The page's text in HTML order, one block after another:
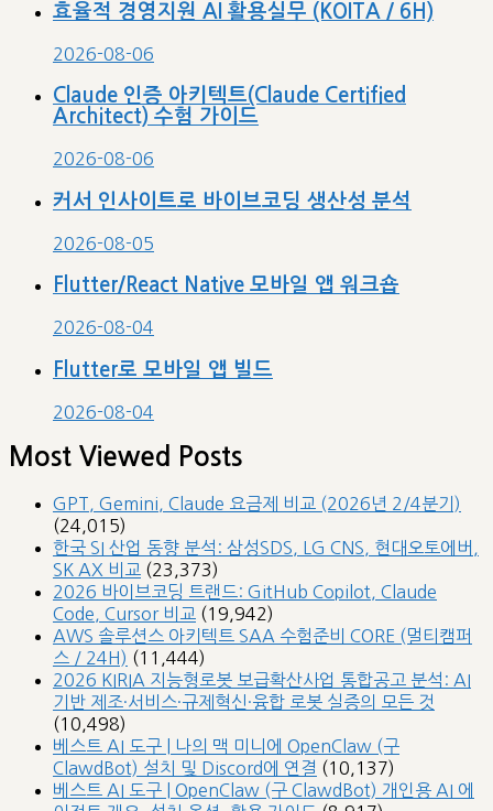
효율적 경영지원 AI 활용실무 (KOITA / 6H)
2026-08-06
Claude 인증 아키텍트(Claude Certified
Architect) 수험 가이드
2026-08-06
커서 인사이트로 바이브코딩 생산성 분석
2026-08-05
Flutter/React Native 모바일 앱 워크숍
2026-08-04
Flutter로 모바일 앱 빌드
2026-08-04
Most Viewed Posts
GPT, Gemini, Claude 요금제 비교 (2026년 2/4분기)
(24,015)
한국 SI 산업 동향 분석: 삼성SDS, LG CNS, 현대오토에버,
SK AX 비교 (23,373)
2026 바이브코딩 트랜드: GitHub Copilot, Claude
Code, Cursor 비교 (19,942)
AWS 솔루션스 아키텍트 SAA 수험준비 CORE (멀티캠퍼
스 / 24H) (11,444)
2026 KIRIA 지능형로봇 보급확산사업 통합공고 분석: AI
기반 제조·서비스·규제혁신·융합 로봇 실증의 모든 것
(10,498)
베스트 AI 도구 | 나의 맥 미니에 OpenClaw (구
ClawdBot) 설치 및 Discord에 연결 (10,137)
베스트 AI 도구 | OpenClaw (구 ClawdBot) 개인용 AI 에